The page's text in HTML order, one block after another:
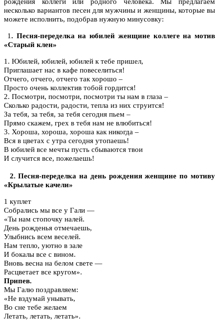
рождения коллеги или родного человека. Мы предлагаем
несколько вариантов песен для мужчины и женщины, которые вы
можете исполнить, подобрав нужную минусовку:
1. Песня-переделка на юбилей женщине коллеге на мотив
«Старый клен»
1. Юбилей, юбилей, юбилей к тебе пришел,
Приглашает нас в кафе повеселиться!
Отчего, отчего, отчего так хорошо –
Просто очень коллектив тобой гордится!
2. Посмотри, посмотри, посмотри ты нам в глаза –
Сколько радости, радости, тепла из них струится!
За тебя, за тебя, за тебя сегодня пьем –
Прямо скажем, грех в тебя нам не влюбиться!
3. Хороша, хороша, хороша как никогда –
Вся в цветах с утра сегодня утопаешь!
В юбилей все мечты пусть сбываются твои
И случится все, пожелаешь!
2. Песня-переделка на день рождения женщине по мотиву
«Крылатые качели»
1 куплет
Собрались мы все у Гали —
«Ты нам стопочку налей.
День рожденья отмечаешь,
Улыбнись всем веселей.
Нам тепло, уютно в зале
И бокалы все с вином.
Вновь весна на белом свете —
Расцветает все кругом».
Припев.
Мы Галю поздравляем:
«Не вздумай унывать,
Во сне тебе желаем
Летать, летать, летать».